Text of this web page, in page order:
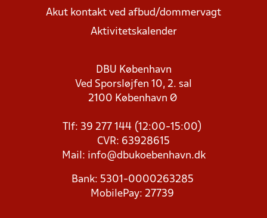
Akut kontakt ved afbud/dommervagt
Aktivitetskalender
DBU København
Ved Sporsløjfen 10, 2. sal
2100 København Ø
Tlf: 39 277 144 (12:00-15:00)
CVR: 63928615
Mail: info@dbukoebenhavn.dk
Bank: 5301-0000263285
MobilePay: 27739